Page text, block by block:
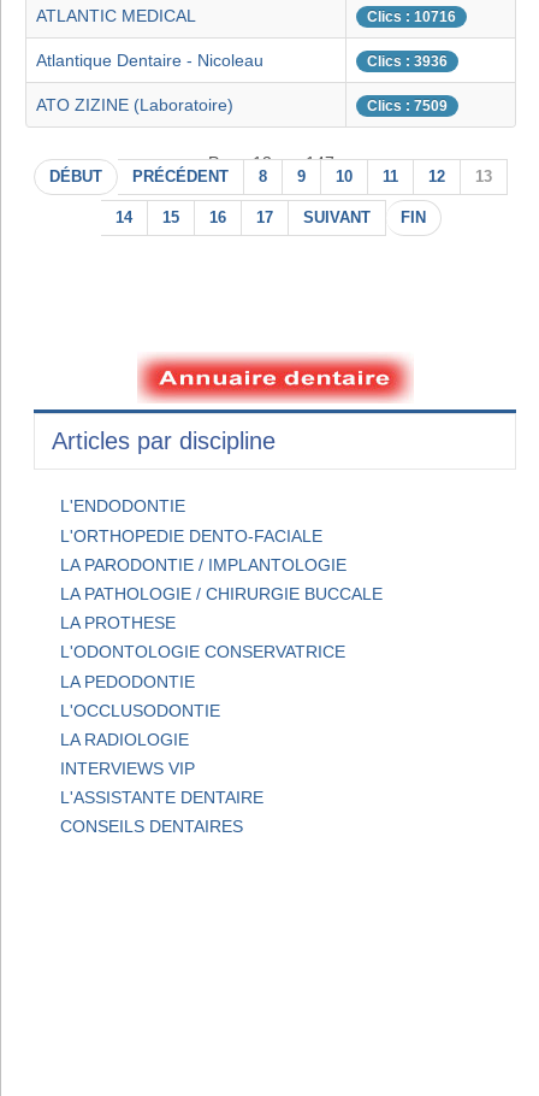
ATLANTIC MEDICAL Clics : 10716
Atlantique Dentaire - Nicoleau Clics : 3936
ATO ZIZINE (Laboratoire) Clics : 7509
Page 13 sur 147
DÉBUT PRÉCÉDENT 8 9 10 11 12 13
14 15 16 17 SUIVANT FIN
Articles par discipline
L'ENDODONTIE
L'ORTHOPEDIE DENTO-FACIALE
LA PARODONTIE / IMPLANTOLOGIE
LA PATHOLOGIE / CHIRURGIE BUCCALE
LA PROTHESE
L'ODONTOLOGIE CONSERVATRICE
LA PEDODONTIE
L'OCCLUSODONTIE
LA RADIOLOGIE
INTERVIEWS VIP
L'ASSISTANTE DENTAIRE
CONSEILS DENTAIRES